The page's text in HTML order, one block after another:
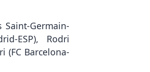
Saint-Germain-
ESP), Rodri
(FC Barcelona-